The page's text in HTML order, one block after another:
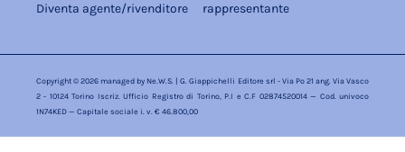
Diventa agente/rivenditore
rappresentante
Copyright © 2026 managed by Ne.W.S. | G. Giappichelli Editore srl - Via Po 21 ang. Via Vasco
2 - 10124 Torino Iscriz. Ufficio Registro di Torino, P.I e C.F 02874520014 — Cod. univoco
1N74KED — Capitale sociale i. v. € 46.800,00